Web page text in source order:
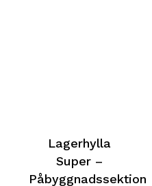
Lagerhylla
Super –
Påbyggnadssektion